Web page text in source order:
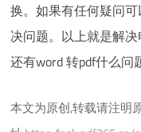
换。如果有任何疑问
决问题。以上就是解
还有word 转pdf什么问
本文为原创,转载请注明